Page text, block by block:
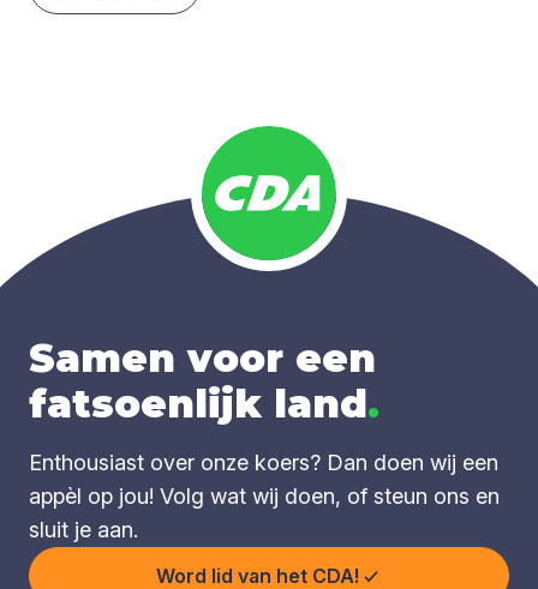
Samen voor een
fatsoenlijk land.
Enthousiast over onze koers? Dan doen wij een
appèl op jou! Volg wat wij doen, of steun ons en
sluit je aan.
Word lid van het CDA!